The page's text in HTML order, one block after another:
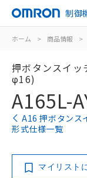
制御
ホーム > 商品情報 >
押ボタンスイ
φ16)
A165L-
A16 押ボタンス
形式仕様一覧
マイリスト